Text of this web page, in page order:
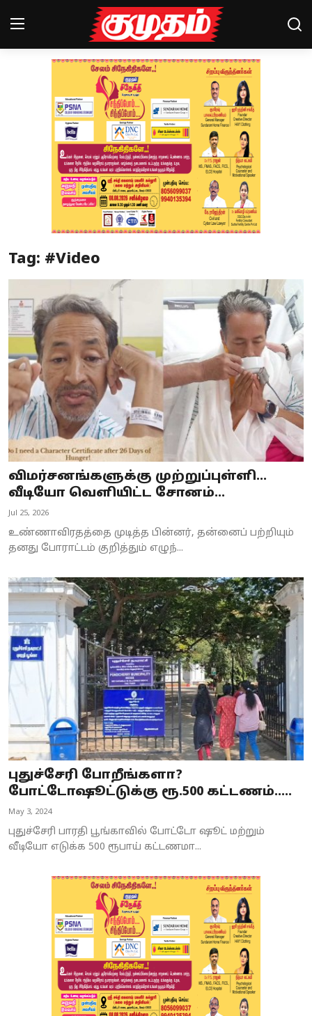
Magazines
Special Story
Business
Crime
Tamilnadu
National
World
Astrology
Spirituality
Weather
Politics
Tag: #Video
விமர்சனங்களுக்கு முற்றுப்புள்ளி…
வீடியோ வெளியிட்ட சோனம்...
Jul 25, 2026
உண்ணாவிரதத்தை முடித்த பின்னர், தன்னைப் பற்றியும்
தனது போராட்டம் குறித்தும் எழுந்...
புதுச்சேரி போறீங்களா?
போட்டோஷூட்டுக்கு ரூ.500 கட்டணம்.....
May 3, 2024
புதுச்சேரி பாரதி பூங்காவில் போட்டோ ஷூட் மற்றும்
வீடியோ எடுக்க 500 ரூபாய் கட்டணமா...